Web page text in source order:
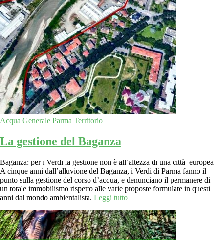
Acqua Generale Parma Territorio
La gestione del Baganza
Baganza: per i Verdi la gestione non è all’altezza di una città europea
A cinque anni dall’alluvione del Baganza, i Verdi di Parma fanno il
punto sulla gestione del corso d’acqua, e denunciano il permanere di
un totale immobilismo rispetto alle varie proposte formulate in questi
anni dal mondo ambientalista. Leggi tutto